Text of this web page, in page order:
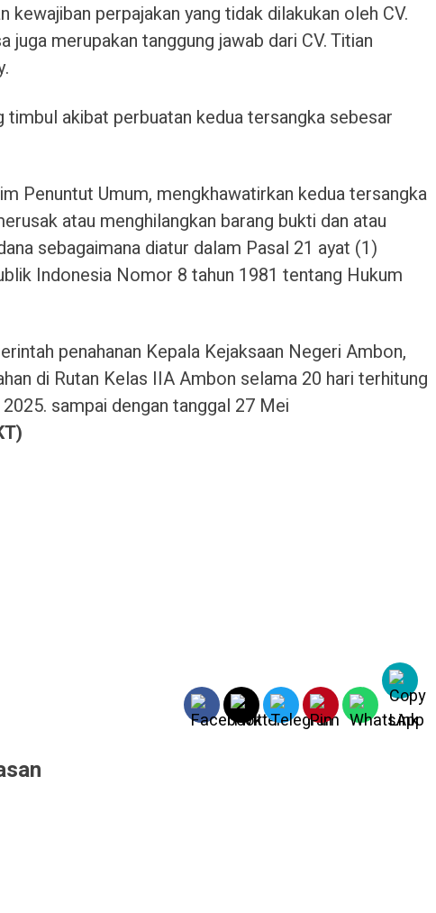
kewajiban perpajakan yang tidak dilakukan oleh CV.
juga merupakan tanggung jawab dari CV. Titian
timbul akibat perbuatan kedua tersangka sebesar
Penuntut Umum, mengkhawatirkan kedua tersangka
atau menghilangkan barang bukti dan atau
sebagaimana diatur dalam Pasal 21 ayat (1)
Indonesia Nomor 8 tahun 1981 tentang Hukum
penahanan Kepala Kejaksaan Negeri Ambon,
di Rutan Kelas IIA Ambon selama 20 hari terhitung
sampai dengan tanggal 27 Mei